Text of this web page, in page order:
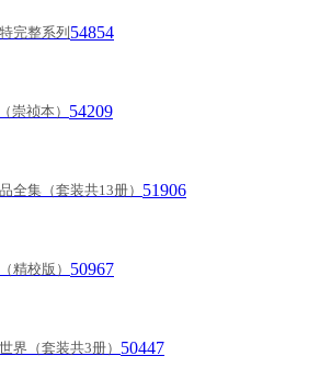
完整系列 54854
崇祯本） 54209
全集（套装共13册） 51906
精校版） 50967
界（套装共3册） 50447